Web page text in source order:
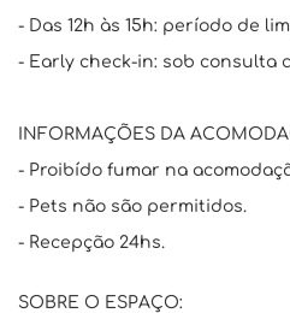
- Das 12h às 15h: período de
- Early check-in: sob consulta
INFORMAÇÕES DA
- Proibído fumar na
- Pets não são permitidos.
- Recepção 24hs.
SOBRE O ESPAÇO: